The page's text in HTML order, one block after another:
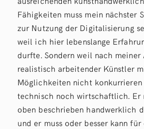
Fähigkeiten muss mein nächster
zur Nutzung der Digitalisierung
weil ich hier lebenslange
durfte. Sondern weil nach meiner
realistisch arbeitender Künstler
Möglichkeiten nicht konkurrieren
technisch noch wirtschaftlich. Er
oben beschrieben handwerklich
und er muss oder besser kann für